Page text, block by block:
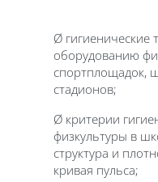
Ø гигиенические
оборудованию
спортплощадок,
Ø критерии
физкультуры в
структура и
кривая пульса;